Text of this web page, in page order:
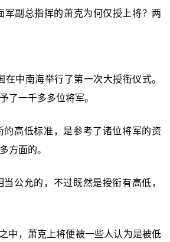
军副总指挥的萧克为何仅授上将？两
在中南海举行了第一次大授衔仪式。
了一千多多位将军。
的高低标准，是参考了诸位将军的资
方面的。
当公允的，不过既然是授衔有高低，
中，萧克上将便被一些人认为是被低